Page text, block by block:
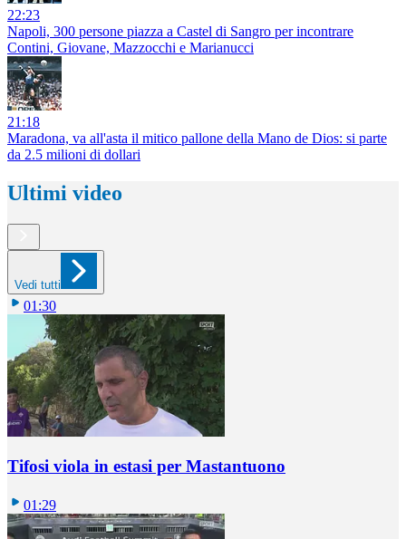
22:23
Napoli, 300 persone piazza a Castel di Sangro per incontrare
Contini, Giovane, Mazzocchi e Marianucci
21:18
Maradona, va all'asta il mitico pallone della Mano de Dios: si parte
da 2.5 milioni di dollari
Ultimi video
Vedi tutti
01:30
Tifosi viola in estasi per Mastantuono
01:29